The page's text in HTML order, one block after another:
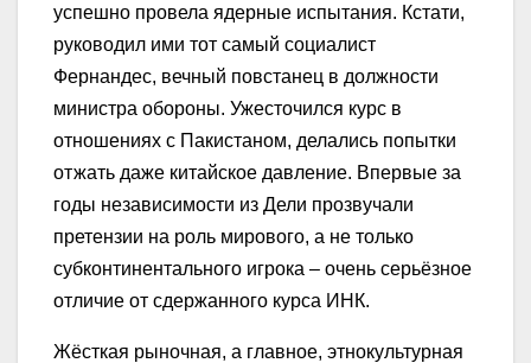
успешно провела ядерные испытания. Кстати,
руководил ими тот самый социалист
Фернандес, вечный повстанец в должности
министра обороны. Ужесточился курс в
отношениях с Пакистаном, делались попытки
отжать даже китайское давление. Впервые за
годы независимости из Дели прозвучали
претензии на роль мирового, а не только
субконтинентального игрока – очень серьёзное
отличие от сдержанного курса ИНК.
Жёсткая рыночная, а главное, этнокультурная